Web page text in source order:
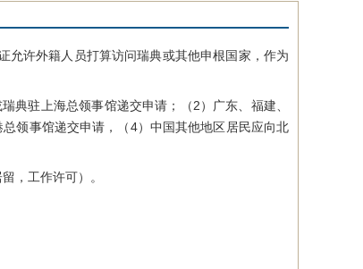
许外籍人员打算访问瑞典或其他申根国家，作为
驻上海总领事馆递交申请；（2）广东、福建、
领事馆递交申请，（4）中国其他地区居民应向北
，工作许可）。